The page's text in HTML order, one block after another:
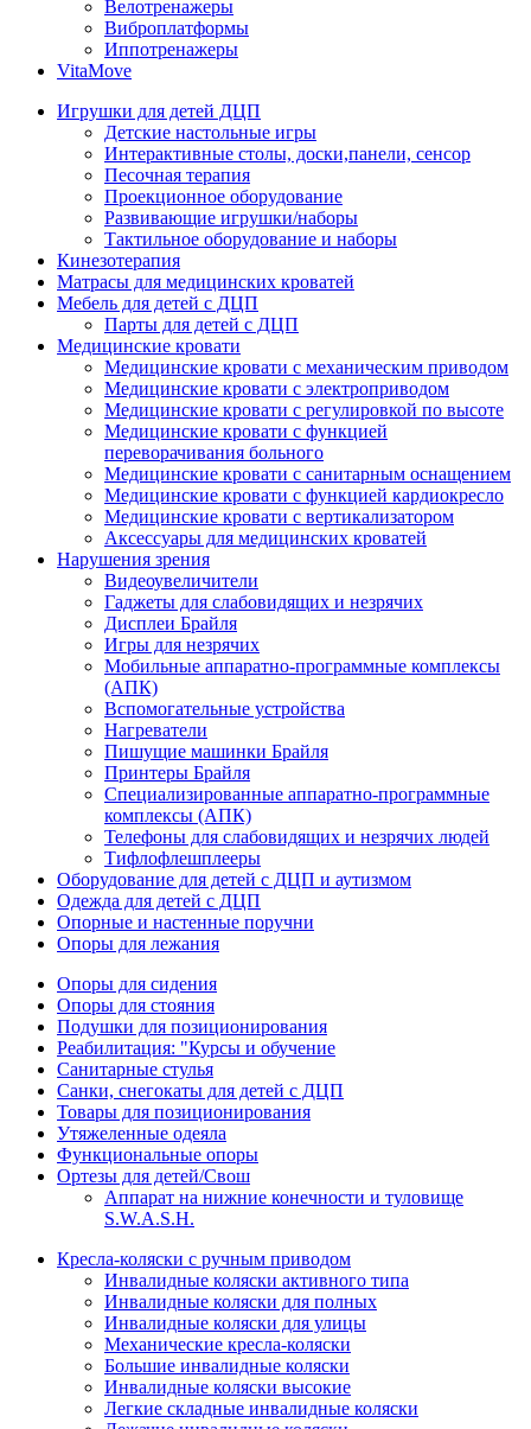
Велотренажеры
Виброплатформы
Иппотренажеры
VitaMove
Игрушки для детей ДЦП
Детские настольные игры
Интерактивные столы, доски,панели, сенсор
Песочная терапия
Проекционное оборудование
Развивающие игрушки/наборы
Тактильное оборудование и наборы
Кинезотерапия
Матрасы для медицинских кроватей
Мебель для детей с ДЦП
Парты для детей с ДЦП
Медицинские кровати
Медицинские кровати с механическим приводом
Медицинские кровати с электроприводом
Медицинские кровати с регулировкой по высоте
Медицинские кровати с функцией
переворачивания больного
Медицинские кровати с санитарным оснащением
Медицинские кровати с функцией кардиокресло
Медицинские кровати с вертикализатором
Аксессуары для медицинских кроватей
Нарушения зрения
Видеоувеличители
Гаджеты для слабовидящих и незрячих
Дисплеи Брайля
Игры для незрячих
Мобильные аппаратно-программные комплексы
(АПК)
Вспомогательные устройства
Нагреватели
Пишущие машинки Брайля
Принтеры Брайля
Специализированные аппаратно-программные
комплексы (АПК)
Телефоны для слабовидящих и незрячих людей
Тифлофлешплееры
Оборудование для детей с ДЦП и аутизмом
Одежда для детей с ДЦП
Опорные и настенные поручни
Опоры для лежания
Опоры для сидения
Опоры для стояния
Подушки для позиционирования
Реабилитация: "Курсы и обучение
Санитарные стулья
Санки, снегокаты для детей с ДЦП
Товары для позиционирования
Утяжеленные одеяла
Функциональные опоры
Ортезы для детей/Свош
Аппарат на нижние конечности и туловище
S.W.A.S.H.
Кресла-коляски с ручным приводом
Инвалидные коляски активного типа
Инвалидные коляски для полных
Инвалидные коляски для улицы
Механические кресла-коляски
Большие инвалидные коляски
Инвалидные коляски высокие
Легкие складные инвалидные коляски